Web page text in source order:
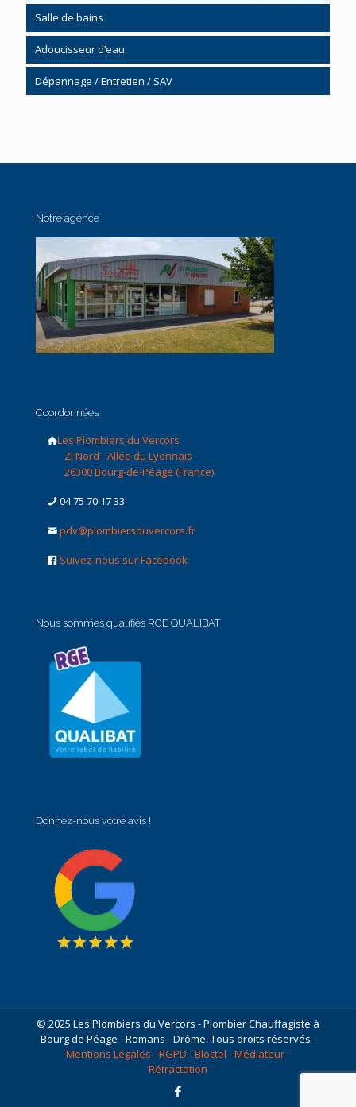
Poêle à bois bûches
Poêle bois à granulés
Salle de bains
Salle de bain clé en main
Kinemagic
Mobilier
Adoucisseur d’eau
Dépannage / Entretien / SAV
Notre agence
Coordonnées
Les Plombiers du Vercors
ZI Nord - Allée du Lyonnais
26300 Bourg-de-Péage (France)
04 75 70 17 33
pdv@plombiersduvercors.fr
Suivez-nous sur Facebook
Nous sommes qualifiés RGE QUALIBAT
Donnez-nous votre avis !
© 2025 Les Plombiers du Vercors - Plombier Chauffagiste à
Bourg de Péage - Romans - Drôme. Tous droits réservés -
Mentions Légales -RGPD -Bloctel -Médiateur-
Rétractation